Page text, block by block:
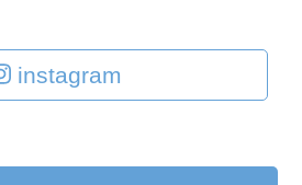
instagram